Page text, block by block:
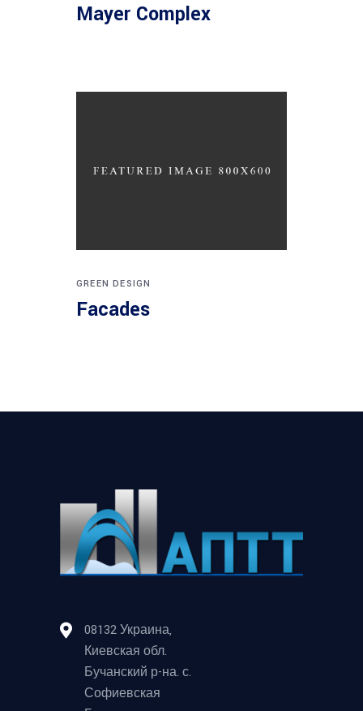
Mayer Complex
GREEN DESIGN
Facades
08132 Украина,
Киевская обл.
Бучанский р-на. с.
Софиевская